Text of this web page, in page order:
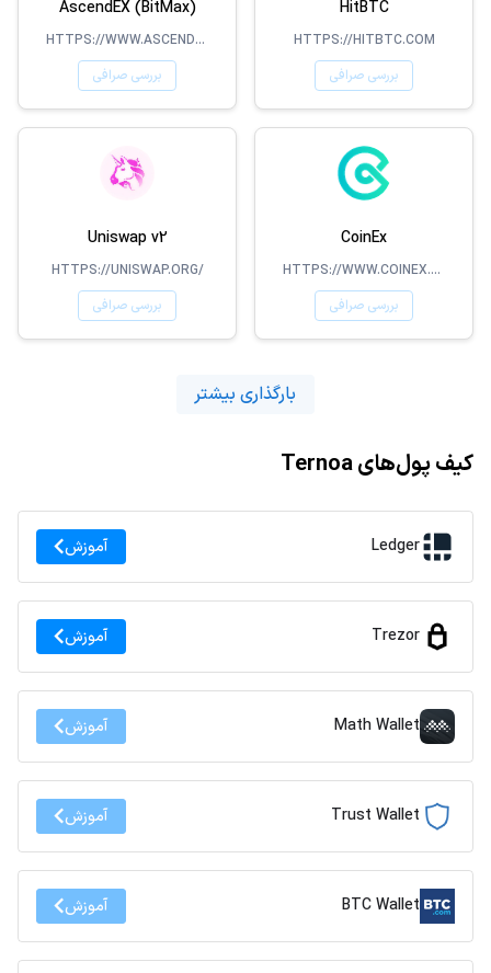
HitBTC
HTTPS://HITBTC.COM
بررسی صرافی
AscendEX (BitMax)
HTTPS://WWW.ASCENDEX.COM/
بررسی صرافی
CoinEx
HTTPS://WWW.COINEX.COM/
بررسی صرافی
Uniswap v2
HTTPS://UNISWAP.ORG/
بررسی صرافی
بارگذاری بیشتر
کیف پول‌های Ternoa
Ledger آموزش
Trezor آموزش
Math Wallet آموزش
Trust Wallet آموزش
BTC Wallet آموزش